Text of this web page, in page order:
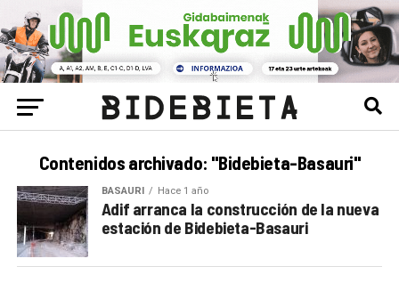
Contenidos archivado: "Bidebieta-Basauri"
BASAURI Hace 1 año
Adif arranca la construcción de la nueva
estación de Bidebieta-Basauri